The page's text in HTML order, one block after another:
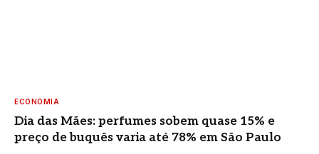
ECONOMIA
Dia das Mães: perfumes sobem quase 15% e
preço de buquês varia até 78% em São Paulo